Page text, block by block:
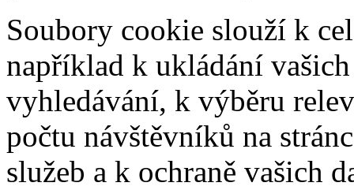
Soubory cookie slouží k
například k ukládání
vyhledávání, k výběru
počtu návštěvníků na
služeb a k ochraně vašich